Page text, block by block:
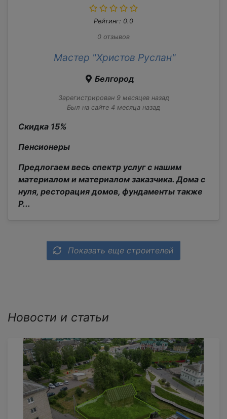
Рейтинг: 0.0
0 отзывов
Мастер "Христов Руслан"
Белгород
Зарегистрирован 9 месяцев назад
Был на сайте 4 месяца назад
Скидка 15%
Пенсионеры
Предлогаем весь спектр услуг с нашим
материалом и материалом заказчика. Дома с
нуля, ресторация домов, фундаменты также
Р...
Показать еще строителей
Новости и статьи